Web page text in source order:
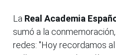
La Real Academia
sumó a la
redes: "Hoy recordamos